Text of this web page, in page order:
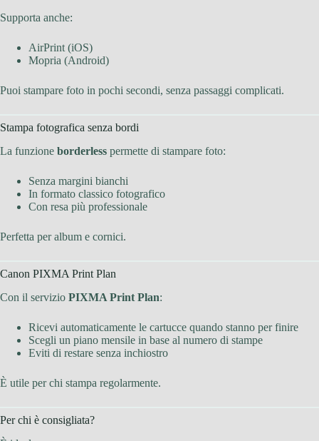
Supporta anche:
AirPrint (iOS)
Mopria (Android)
Puoi stampare foto in pochi secondi, senza passaggi complicati.
Stampa fotografica senza bordi
La funzione borderless permette di stampare foto:
Senza margini bianchi
In formato classico fotografico
Con resa più professionale
Perfetta per album e cornici.
Canon PIXMA Print Plan
Con il servizio PIXMA Print Plan:
Ricevi automaticamente le cartucce quando stanno per finire
Scegli un piano mensile in base al numero di stampe
Eviti di restare senza inchiostro
È utile per chi stampa regolarmente.
Per chi è consigliata?